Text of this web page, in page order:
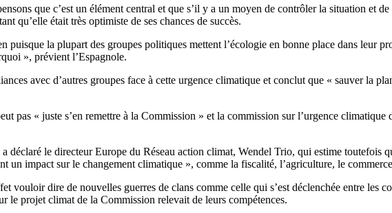
que c’est un élément central et que s’il y a un moyen de contrôler la situation et
qu’elle était très optimiste de ses chances de succès.
puisque la plupart des groupes politiques mettent l’écologie en bonne place dans leur
», prévient l’Espagnole.
avec d’autres groupes face à cette urgence climatique et conclut que « sauver la
pas « juste s’en remettre à la Commission » et la commission sur l’urgence
déclaré le directeur Europe du Réseau action climat, Wendel Trio, qui estime toutefois
un impact sur le changement climatique », comme la fiscalité, l’agriculture, le
vouloir dire de nouvelles guerres de clans comme celle qui s’est déclenchée entre les
le projet climat de la Commission relevait de leurs compétences.